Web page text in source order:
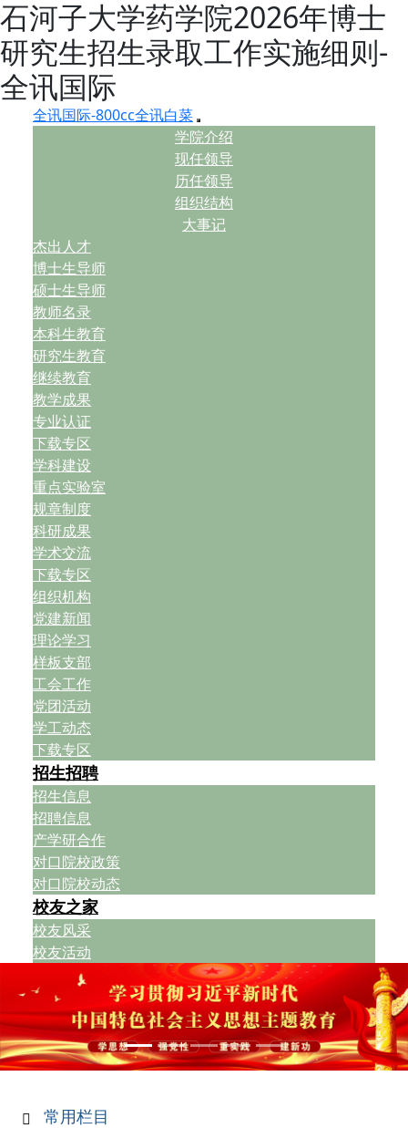
石河子大学药学院2026年博士
研究生招生录取工作实施细则-
全讯国际
全讯国际-800cc全讯白菜
学院介绍
现任领导
历任领导
组织结构
大事记
杰出人才
博士生导师
硕士生导师
教师名录
本科生教育
研究生教育
继续教育
教学成果
专业认证
下载专区
学科建设
重点实验室
规章制度
科研成果
学术交流
下载专区
组织机构
党建新闻
理论学习
样板支部
工会工作
党团活动
学工动态
下载专区
招生招聘
招生信息
招聘信息
产学研合作
对口院校政策
对口院校动态
校友之家
校友风采
校友活动
常用栏目